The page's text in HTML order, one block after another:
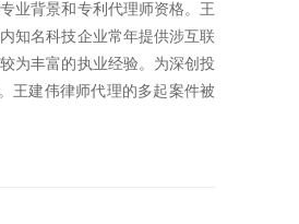
业背景和专利代理师资格。王
知名科技企业常年提供涉互联
为丰富的执业经验。为深创投
王建伟律师代理的多起案件被